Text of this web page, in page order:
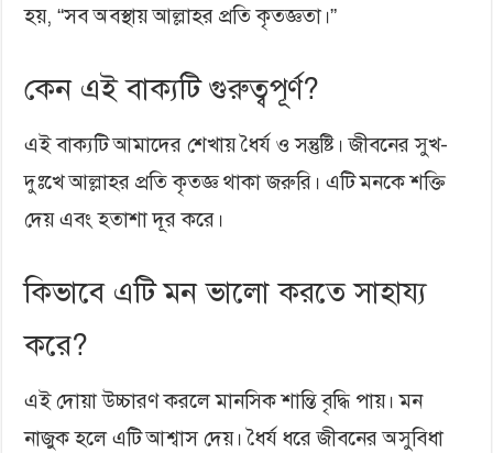
হয়, “সব অবস্থায় আল্লাহর প্রতি কৃতজ্ঞতা।”
কেন এই বাক্যটি গুরুত্বপূর্ণ?
এই বাক্যটি আমাদের শেখায় ধৈর্য ও সন্তুষ্টি। জীবনের সুখ-
দুঃখে আল্লাহর প্রতি কৃতজ্ঞ থাকা জরুরি। এটি মনকে শক্তি
দেয় এবং হতাশা দূর করে।
কিভাবে এটি মন ভালো করতে সাহায্য
করে?
এই দোয়া উচ্চারণ করলে মানসিক শান্তি বৃদ্ধি পায়। মন
নাজুক হলে এটি আশ্বাস দেয়। ধৈর্য ধরে জীবনের অসুবিধা